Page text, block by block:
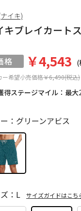
得ステージマイル：最大
キブレイカート
ー希望小売価格￥6,490(税込)
￥4,543 (
：グリーンアビス
：L サイズガイドはこち
イキ)